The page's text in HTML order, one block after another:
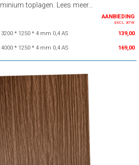
toplagen. Lees meer...
AANBIEDING
EXCL. BTW
3200 * 1250 * 4 mm 0,4 AS 139,00
4000 * 1250 * 4 mm 0,4 AS 169,00